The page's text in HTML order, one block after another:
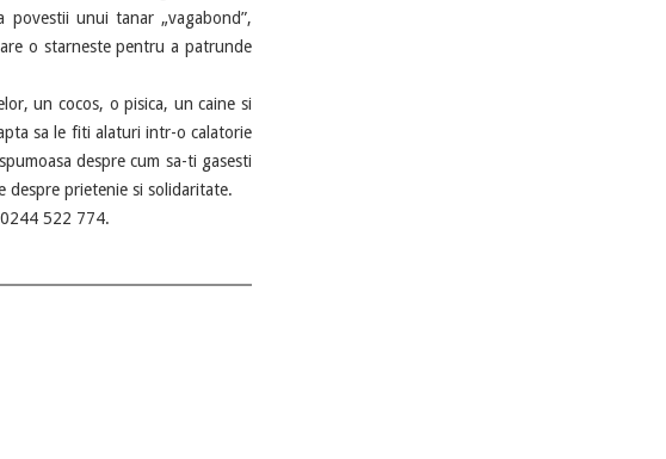
unui tanar „vagabond”,
o starneste pentru a patrunde
un cocos, o pisica, un caine si
sa le fiti alaturi intr-o calatorie
despre cum sa-ti gasesti
prietenie si solidaritate.
522 774.